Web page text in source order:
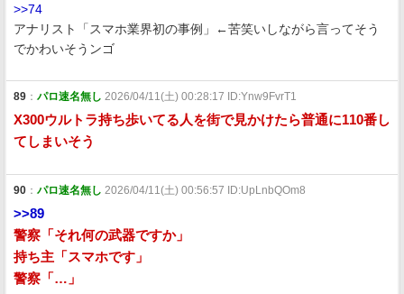
>>74
アナリスト「スマホ業界初の事例」←苦笑いしながら言ってそう
でかわいそうンゴ
89 ： パロ速名無し 2026/04/11(土) 00:28:17 ID:Ynw9FvrT1
X300ウルトラ持ち歩いてる人を街で見かけたら普通に110番し
てしまいそう
90 ： パロ速名無し 2026/04/11(土) 00:56:57 ID:UpLnbQOm8
>>89
警察「それ何の武器ですか」
持ち主「スマホです」
警察「…」